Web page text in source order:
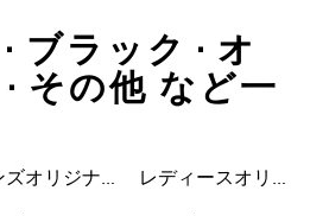
ブラック • オ
その他 など一
ズオリジナル
レディースオリジ